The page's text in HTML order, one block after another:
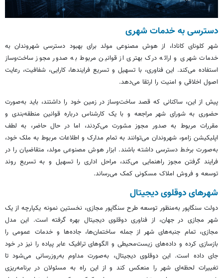
دسترسی به خدمات شهری
شهرکلونای کانادا، از هوش مصنوعی مولد برای بهبود دسترسی شهروندان به
خدمات شهری و ارائه درک بهتری از قوانین مربوط به صدور مجوز ساخت‌وساز
استفاده می‌کند. این فناوری، با تسهیل و تسریع فرایندها، کارایی، شفافیت، رعایت
اصول اخلاقی و امنیت را ارتقا می‌دهد.
پیش از این، ساکنانی که قصد ساخت‌وساز در زمین خود را داشتند، باید به‌صورت
حضوری به شورای شهر مراجعه و با یک کارشناس درباره قوانین منطقه‌بندی و
مقررات مربوط به صدور مجوز مشورت می‌کردند، اما در حال حاضر، به لطف
اپلیکیشن زامو، شهروندان می‌توانند به تمام مدارک و اطلاعات مربوط به ملک خود،
به‌صورت برخط دسترسی داشته باشند. ابزار هوش مصنوعی مولد، متقاضیان را در
فرایند گرفتن مجوز راهنمایی می‌کند، مراحل اداری را تسهیل و به تسریع روند
توسعه و فروش املاک مسکونی کمک می‌رساند.
شهرهای دوقلوی دیجیتال
دولت سنگاپور به‌منظور توسعه طرح سنگاپور مجازی، نخستین نمونه یکپارچه از یک
شهر مجازی در جهان، از فناوری دوقلوی دیجیتال بهره گرفته است. این مدل
مجازی، تمام جنبه‌های شهر از جمله ساختمان‌ها، جاده‌ها و خدمات عمومی را
بازسازی کرده و داده‌های زیست‌محیطی و الگوهای ترافیک عابر پیاده را نیز در خود
جای داده است. این دوقلوی دیجیتال، به‌صورت مداوم به‌روزرسانی می‌شود تا
تغییرات لحظه‌ای شهر را منعکس کند و از این راه به مسئولان در برنامه‌ریزی